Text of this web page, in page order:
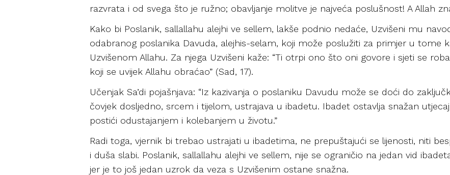
razvrata i od svega što je ružno; obavljanje molitve je najveća poslušnost! A Allah
Kako bi Poslanik, sallallahu alejhi ve sellem, lakše podnio nedaće, Uzvišeni mu
odabranog poslanika Davuda, alejhis-selam, koji može poslužiti za primjer u tome
Uzvišenom Allahu. Za njega Uzvišeni kaže: “Ti otrpi ono što oni govore i sjeti se
koji se uvijek Allahu obraćao” (Sad, 17).
Učenjak Sa’di pojašnjava: “Iz kazivanja o poslaniku Davudu može se doći do
čovjek dosljedno, srcem i tijelom, ustrajava u ibadetu. Ibadet ostavlja snažan
postići odustajanjem i kolebanjem u životu.”
Radi toga, vjernik bi trebao ustrajati u ibadetima, ne prepuštajući se lijenosti, niti
i duša slabi. Poslanik, sallallahu alejhi ve sellem, nije se ograničio na jedan vid
jer je to još jedan uzrok da veza s Uzvišenim ostane snažna.